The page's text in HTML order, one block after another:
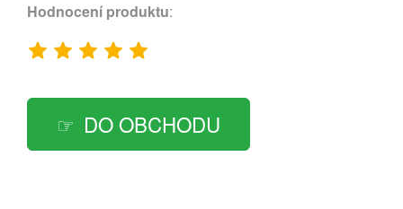
Hodnocení produktu:
DO OBCHODU